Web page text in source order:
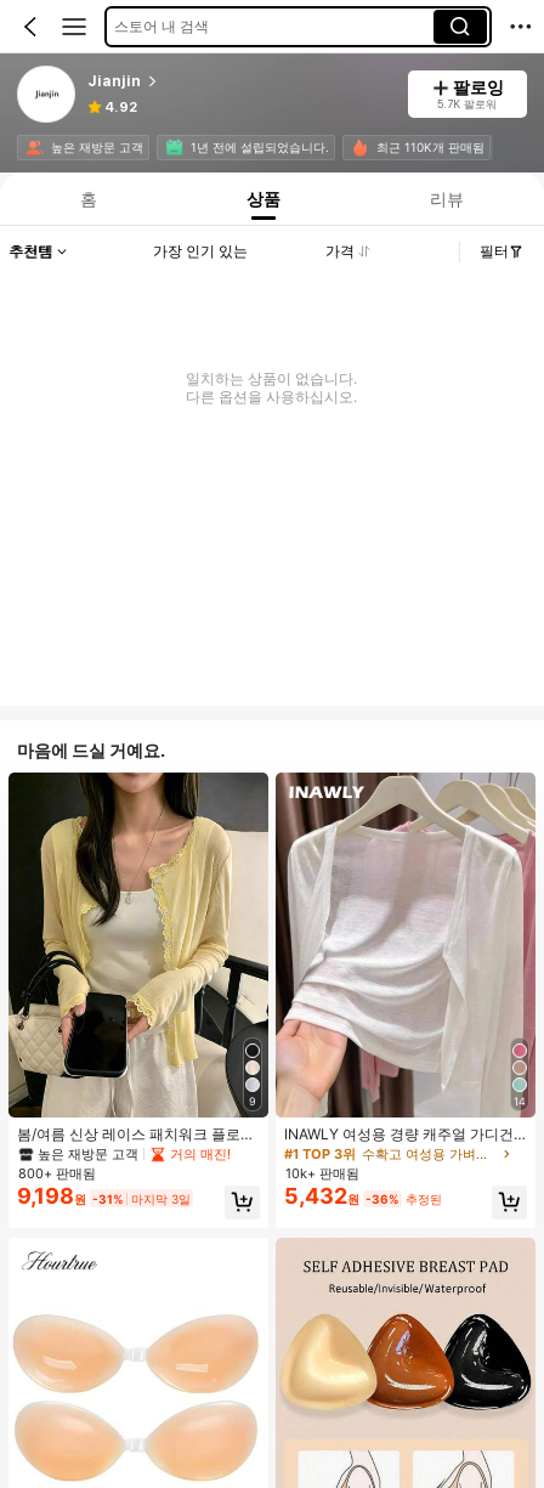
스토어 내 검색
Jianjin
4.92
팔로잉
5.7K 팔로워
높은 재방문 고객 1년 전에 설립되었습니다. 최근 110K개 판매됨
홈 상품 리뷰
추천템 가장 인기 있는 가격 필터
일치하는 상품이 없습니다.
다른 옵션을 사용하십시오.
마음에 드실 거예요.
9
봄/여름 신상 레이스 패치워크 플로럴
트림 소프트 니트 가디건 경량 재킷 탑
여성용, 코티지코어 옐로우
높은 재방문 고객
거의 매진!
800+ 판매됨
9,198원 -31% 마지막 3일
14
INAWLY 여성용 경량 캐주얼 가디건,
여름
#1 TOP 3위
수확고 여성용 가벼운 카디건
10k+ 판매됨
5,432원 -36% 추정된